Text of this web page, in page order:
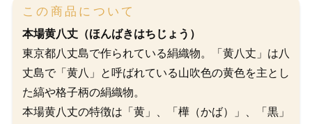
この商品について
本場黄八丈（ほんばきはちじょう）
東京都八丈島で作られている絹織物。「黄八丈」は八
丈島で「黄八」と呼ばれている山吹色の黄色を主とし
た縞や格子柄の絹織物。
本場黄八丈の特徴は「黄」、「樺（かば）」、「黒」